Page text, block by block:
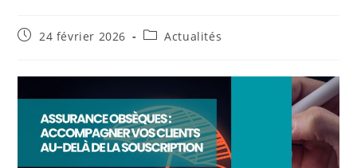
24 février 2026 Actualités